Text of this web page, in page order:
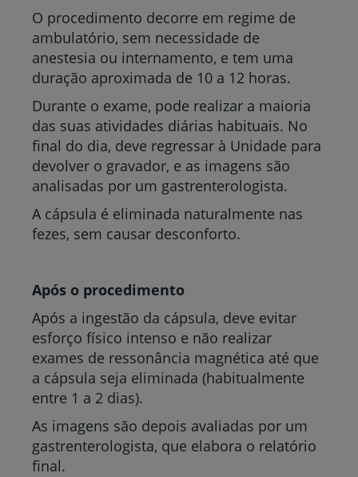
O procedimento decorre em regime de
ambulatório, sem necessidade de
anestesia ou internamento, e tem uma
duração aproximada de 10 a 12 horas.
Durante o exame, pode realizar a maioria
das suas atividades diárias habituais. No
final do dia, deve regressar à Unidade para
devolver o gravador, e as imagens são
analisadas por um gastrenterologista.
A cápsula é eliminada naturalmente nas
fezes, sem causar desconforto.
Após o procedimento
Após a ingestão da cápsula, deve evitar
esforço físico intenso e não realizar
exames de ressonância magnética até que
a cápsula seja eliminada (habitualmente
entre 1 a 2 dias).
As imagens são depois avaliadas por um
gastrenterologista, que elabora o relatório
final.